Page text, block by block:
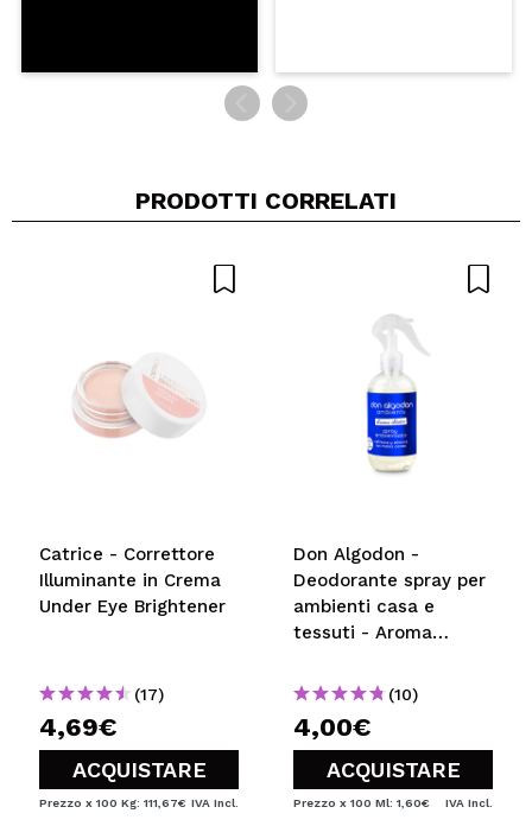
PRODOTTI CORRELATI
Catrice - Correttore
Illuminante in Crema
Under Eye Brightener
(17)
4,69€
ACQUISTARE
Prezzo x 100 Kg: 111,67€ IVA Incl.
Don Algodon -
Deodorante spray per
ambienti casa e
tessuti - Aroma
(10)
4,00€
ACQUISTARE
Prezzo x 100 Ml: 1,60€ IVA Incl.